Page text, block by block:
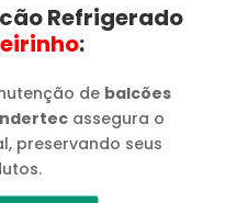
Refrigerado
:
de balcões
assegura o
preservando seus